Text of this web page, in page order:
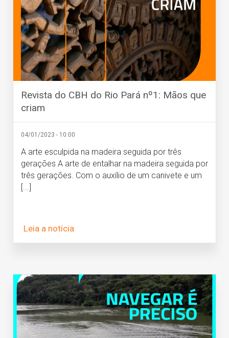
Revista do CBH do Rio Pará nº1: Mãos que
criam
04/01/2023 - 10:00
A arte esculpida na madeira seguida por três
gerações A arte de entalhar na madeira seguida por
três gerações. Com o auxílio de um canivete e um
[...]
Leia a notícia